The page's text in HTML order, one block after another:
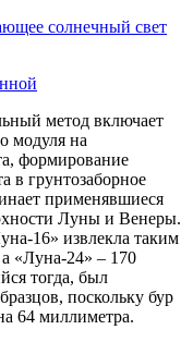
солнечный свет
метод включает
модуля на
формирование
в грунтозаборное
применявшиеся
Луны и Венеры.
16» извлекла таким
«Луна-24» – 170
тогда, был
поскольку бур
64 миллиметра.